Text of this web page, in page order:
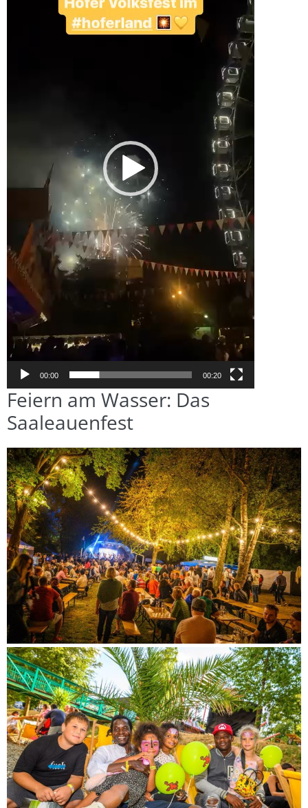
00:00 00:20
Feiern am Wasser: Das
Saaleauenfest